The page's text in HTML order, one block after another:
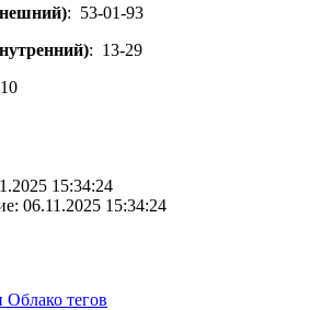
: 53-01-93
: 13-29
15:34:24
06.11.2025 15:34:24
Облако тегов